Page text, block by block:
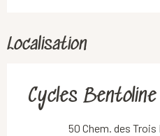
Localisation
Cycles
50 Chem. des Trois